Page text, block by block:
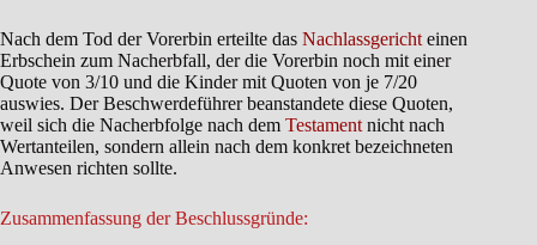
Nach dem Tod der Vorerbin erteilte das Nachlassgericht einen
Erbschein zum Nacherbfall, der die Vorerbin noch mit einer
Quote von 3/10 und die Kinder mit Quoten von je 7/20
auswies. Der Beschwerdeführer beanstandete diese Quoten,
weil sich die Nacherbfolge nach dem Testament nicht nach
Wertanteilen, sondern allein nach dem konkret bezeichneten
Anwesen richten sollte.
Zusammenfassung der Beschlussgründe: